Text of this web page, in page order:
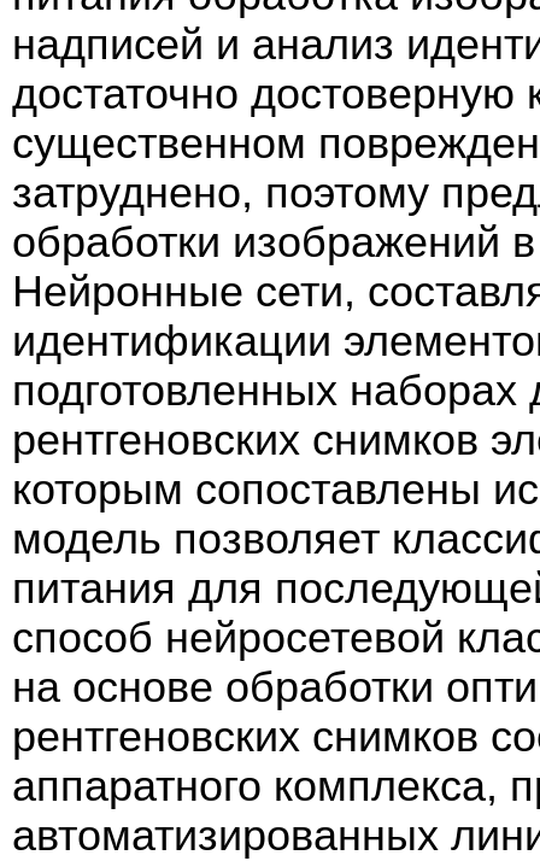
надписей и анализ
достаточно
существенном
затруднено, поэтому
обработки изображений
Нейронные сети,
идентификации
подготовленных
рентгеновских снимков
которым сопоставлены
модель позволяет
питания для
способ нейросетевой
на основе обработки
рентгеновских снимков
аппаратного комплекса,
автоматизированных